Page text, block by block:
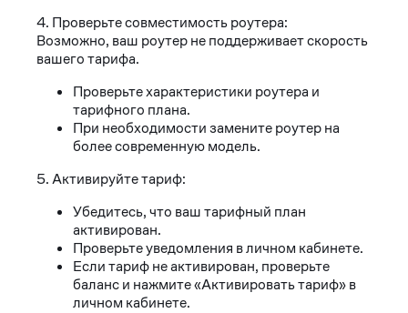
4. Проверьте совместимость роутера:
Возможно, ваш роутер не поддерживает скорость
вашего тарифа.
Проверьте характеристики роутера и
тарифного плана.
При необходимости замените роутер на
более современную модель.
5. Активируйте тариф:
Убедитесь, что ваш тарифный план
активирован.
Проверьте уведомления в личном кабинете.
Если тариф не активирован, проверьте
баланс и нажмите «Активировать тариф» в
личном кабинете.